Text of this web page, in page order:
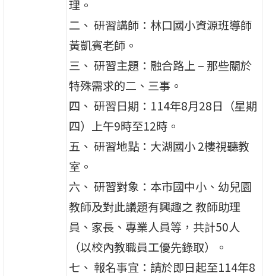
理。
二、 研習講師：林口國小資源班導師
黃凱賓老師。
三、 研習主題：融合路上 – 那些關於
特殊需求的二、三事。
四、 研習日期：114年8月28日（星期
四）上午9時至12時。
五、 研習地點：大湖國小 2樓視聽教
室。
六、 研習對象：本市國中小、幼兒園
教師及對此議題有興趣之 教師助理
員、家長、專業人員等，共計50人
（以校內教職員工優先錄取）。
七、 報名事宜：請於即日起至114年8